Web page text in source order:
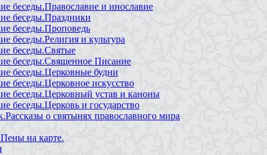
беседы.Православие и инославие
беседы.Праздники
беседы.Проповедь
беседы.Религия и культура
беседы.Святые
беседы.Священное Писание
беседы.Церковные будни
беседы.Церковное искусство
беседы.Церковный устав и каноны
беседы.Церковь и государство
о святынях православного мира
на карте.